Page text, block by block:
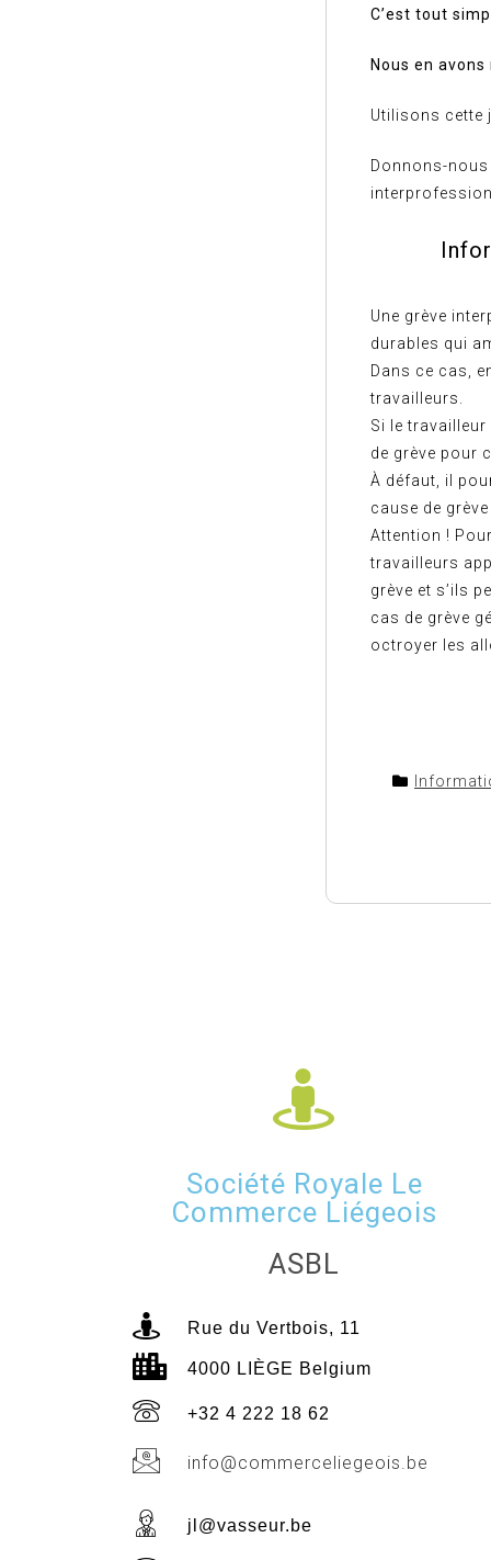
C’est tout
Nous en
Utilisons cette
Donnons-
Une grève
durables qui
Dans ce cas,
travailleurs.
Si le
de grève pour
À défaut, il
cause de
Attention !
travailleurs
grève et s’ils
cas de grève
octroyer les
Société Royale Le
Commerce Liégeois
ASBL
Rue du Vertbois, 11
4000 LIÈGE Belgium
+32 4 222 18 62
info@commerceliegeois.be
jl@vasseur.be